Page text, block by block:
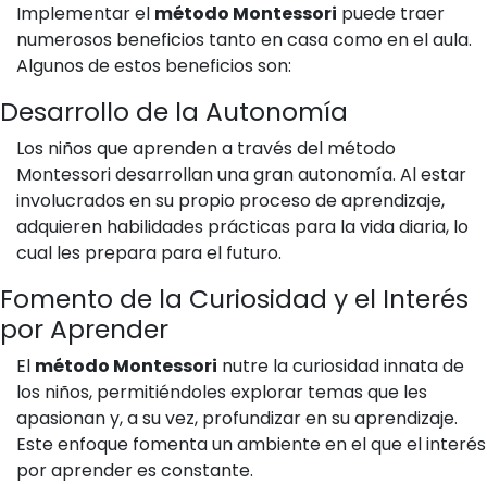
Implementar el método Montessori puede traer
numerosos beneficios tanto en casa como en el aula.
Algunos de estos beneficios son:
Desarrollo de la Autonomía
Los niños que aprenden a través del método
Montessori desarrollan una gran autonomía. Al estar
involucrados en su propio proceso de aprendizaje,
adquieren habilidades prácticas para la vida diaria, lo
cual les prepara para el futuro.
Fomento de la Curiosidad y el Interés
por Aprender
El método Montessori nutre la curiosidad innata de
los niños, permitiéndoles explorar temas que les
apasionan y, a su vez, profundizar en su aprendizaje.
Este enfoque fomenta un ambiente en el que el interés
por aprender es constante.